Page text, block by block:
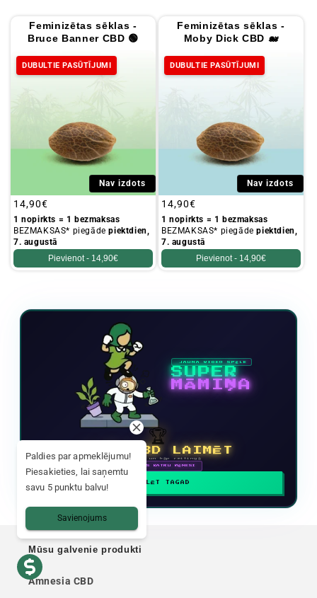
Feminizētas sēklas -
Bruce Banner CBD 🟢
DUBULTIE PASŪTĪJUMI
Nav izdots
Parastā
cena
14,90€
1 nopirkts = 1 bezmaksas
BEZMAKSAS* piegādepiektdien,
7. augustā
Pievienot - 14,90€
Feminizētas sēklas -
Moby Dick CBD 🐋
DUBULTIE PASŪTĪJUMI
Nav izdots
Parastā
cena
14,90€
1 nopirkts = 1 bezmaksas
BEZMAKSAS* piegādepiektdien,
7. augustā
Pievienot - 14,90€
JAUNA VIDEO SPĒLE
SUPER
MĀMIŅA
🏆
1 KG CBD LAIMĒT
Piedalies un kāp reitingā
🗓 BALVAS KATRU MĒNESI
SPĒLĒT TAGAD
Mūsu galvenie produkti
Amnesia CBD
Paldies par apmeklējumu!
Piesakieties, lai saņemtu
savu 5 punktu balvu!
Savienojums